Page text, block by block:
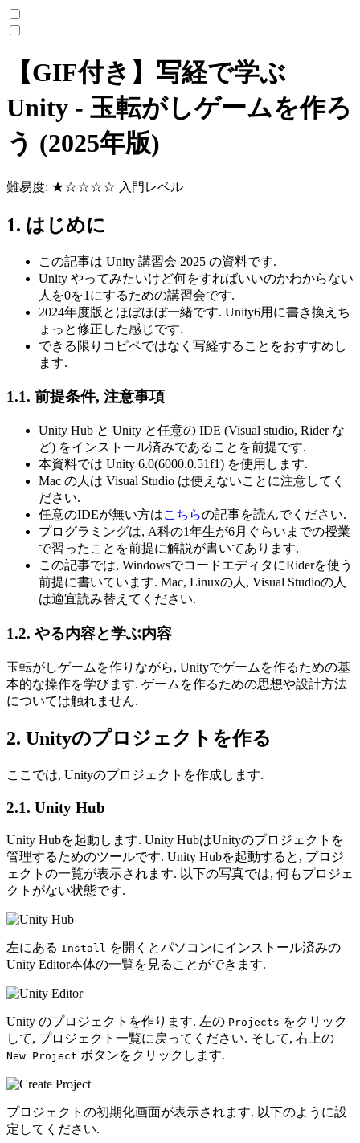
【GIF付き】写経で学ぶ
Unity - 玉転がしゲームを作ろ
う (2025年版)
難易度: ★☆☆☆☆ 入門レベル
1. はじめに
この記事は Unity 講習会 2025 の資料です.
Unity やってみたいけど何をすればいいのかわからない
人を0を1にするための講習会です.
2024年度版とほぼほぼ一緒です. Unity6用に書き換えち
ょっと修正した感じです.
できる限りコピペではなく写経することをおすすめし
ます.
1.1. 前提条件, 注意事項
Unity Hub と Unity と任意の IDE (Visual studio, Rider な
ど) をインストール済みであることを前提です.
本資料では Unity 6.0(6000.0.51f1) を使用します.
Mac の人は Visual Studio は使えないことに注意してく
ださい.
任意のIDEが無い方はこちらの記事を読んでください.
プログラミングは, A科の1年生が6月ぐらいまでの授業
で習ったことを前提に解説が書いてあります.
この記事では, WindowsでコードエディタにRiderを使う
前提に書いています. Mac, Linuxの人, Visual Studioの人
は適宜読み替えてください.
1.2. やる内容と学ぶ内容
玉転がしゲームを作りながら, Unityでゲームを作るための基
本的な操作を学びます. ゲームを作るための思想や設計方法
については触れません.
2. Unityのプロジェクトを作る
ここでは, Unityのプロジェクトを作成します.
2.1. Unity Hub
Unity Hubを起動します. Unity HubはUnityのプロジェクトを
管理するためのツールです. Unity Hubを起動すると, プロジ
ェクトの一覧が表示されます. 以下の写真では, 何もプロジェ
クトがない状態です.
左にある Install を開くとパソコンにインストール済みの
Unity Editor本体の一覧を見ることができます.
Unity のプロジェクトを作ります. 左の Projects をクリック
して, プロジェクト一覧に戻ってください. そして, 右上の
New Project ボタンをクリックします.
プロジェクトの初期化画面が表示されます. 以下のように設
定してください.